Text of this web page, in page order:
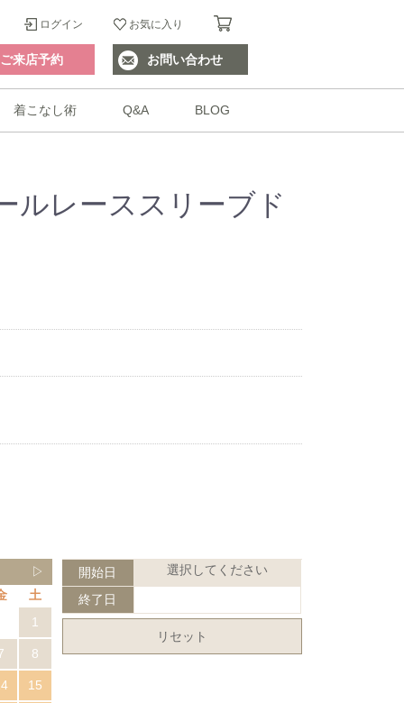
ログイン お気に入り
ご来店予約 お問い合わせ
着こなし術 Q&A BLOG
ルレーススリーブド
▷
土
1
8
15
開始日 選択してください
終了日
リセット